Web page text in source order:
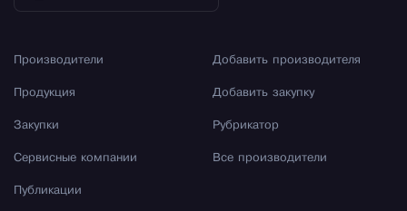
Производители
Продукция
Закупки
Сервисные компании
Публикации
Добавить производителя
Добавить закупку
Рубрикатор
Все производители